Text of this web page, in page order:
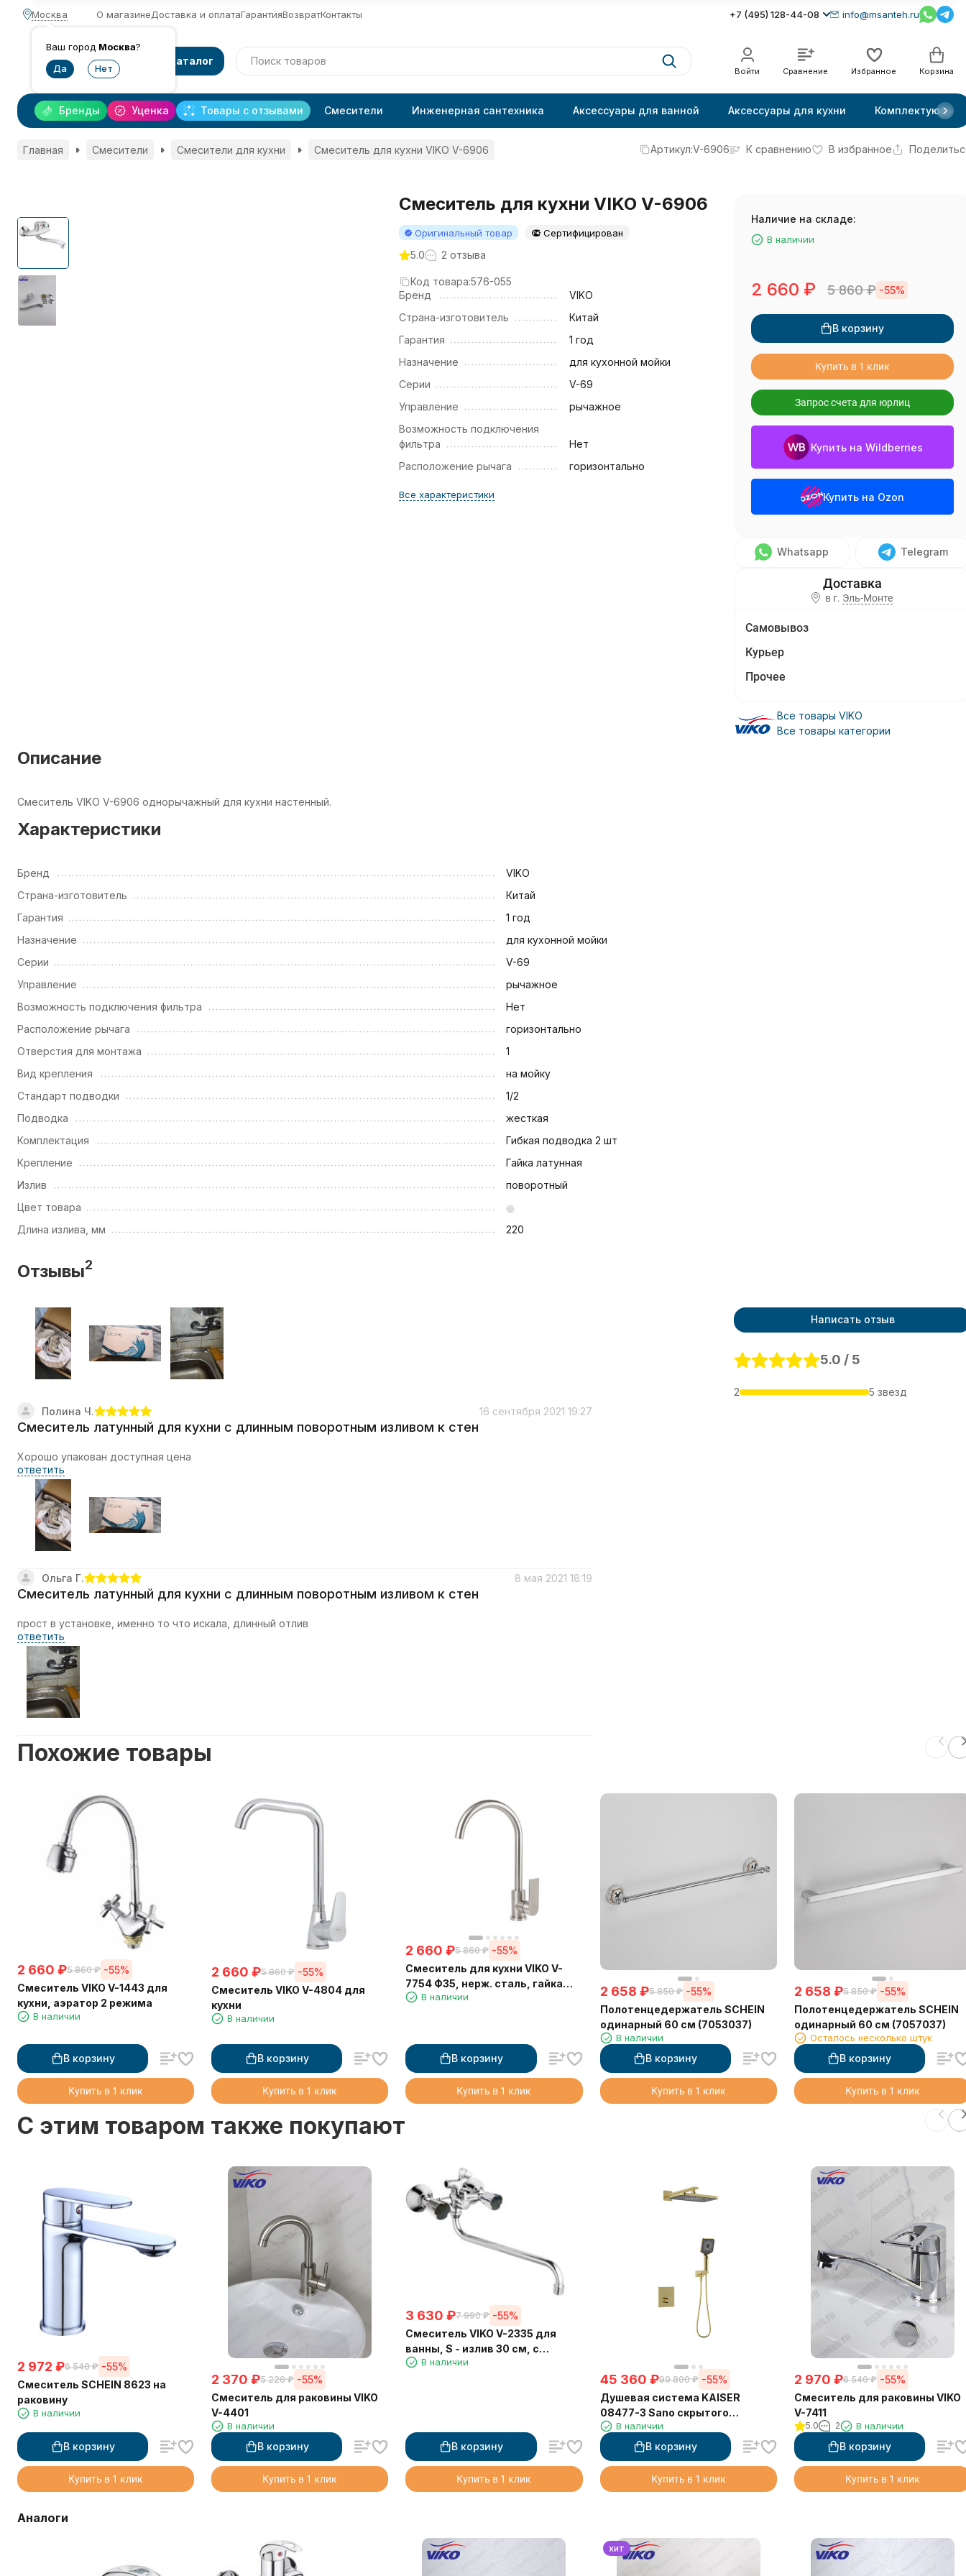
Москва
Ваш город Москва?
О магазинеДоставка и оплатаГарантияВозвратКонтакты +7 (495) 128-44-08 info@msanteh.ru
Каталог
Войти Сравнение Избранное Корзина
Уценка Товары с отзывами
Бренды Смесители Инженерная сантехника Аксессуары для ванной Аксессуары для кухни Комплектующие
Главная Смесители Смесители для кухни Смеситель для кухни VIKO V-6906 Артикул:V-6906 К сравнению В избранное
Смеситель для кухни VIKO V-6906
Оригинальный товар Сертифицирован
5.0 2 отзыва
Код товара:576-055
Бренд
VIKO
Страна-изготовитель
Китай
Гарантия
1 год
Назначение
для кухонной мойки
Серии
V-69
Управление
рычажное
Возможность подключения
фильтра
Нет
Расположение рычага
горизонтально
Все характеристики
Наличие на складе:
В наличии
2 660 ₽ 5 860₽ -55%
В корзину
Купить в 1 клик
Запрос счета для юрлиц
Купить на Wildberries
Купить на Ozon
Whatsapp Telegram
в г. Эль-Монте
Самовывоз
Курьер
Прочее
Все товары VIKO
Все товары категории
Описание
Смеситель VIKO V-6906 однорычажный для кухни настенный.
Характеристики
Бренд
VIKO
Страна-изготовитель
Китай
Гарантия
1 год
Назначение
для кухонной мойки
Серии
V-69
Управление
рычажное
Возможность подключения фильтра
Нет
Расположение рычага
горизонтально
Отверстия для монтажа
1
Вид крепления
на мойку
Стандарт подводки
1/2
Подводка
жесткая
Комплектация
Гибкая подводка 2 шт
Крепление
Гайка латунная
Излив
поворотный
Цвет товара
Длина излива, мм
220
Отзывы2
Полина Ч. 16 сентября 2021 19:27
Смеситель латунный для кухни с длинным поворотным изливом к стен
Хорошо упакован доступная цена
ответить
Ольга Г. 8 мая 2021 18:19
Смеситель латунный для кухни с длинным поворотным изливом к стен
прост в установке, именно то что искала, длинный отлив
ответить
Написать отзыв
5.0 / 5
2 5 звезд
Похожие товары
2 660 ₽5 860 ₽ -55%
Смеситель VIKO V-1443 для
кухни, аэратор 2 режима
В наличии
В корзину
Купить в 1 клик
2 660 ₽5 860 ₽ -55%
Смеситель VIKO V-4804 для
кухни
В наличии
В корзину
Купить в 1 клик
2 660 ₽5 860 ₽ -55%
Смеситель для кухни VIKO V-
7754 Ф35, нерж. сталь, гайка
нерж., Silver
В наличии
В корзину
Купить в 1 клик
2 658 ₽5 850 ₽ -55%
Полотенцедержатель SCHEIN
одинарный 60 см (7053037)
В наличии
В корзину
Купить в 1 клик
2 658 ₽5 850 ₽ -55%
Полотенцедержатель SCHEIN
одинарный 60 см (7057037)
Осталось несколько штук
В корзину
Купить в 1 клик
C этим товаром также покупают
2 972 ₽6 540 ₽ -55%
Смеситель SCHEIN 8623 на
раковину
В наличии
В корзину
Купить в 1 клик
2 370 ₽5 220 ₽ -55%
Смеситель для раковины VIKO
V-4401
В наличии
В корзину
Купить в 1 клик
3 630 ₽7 990 ₽ -55%
Смеситель VIKO V-2335 для
ванны, S - излив 30 см, с
держателем душевой лейки
В наличии
В корзину
Купить в 1 клик
45 360 ₽99 800 ₽ -55%
Душевая система KAISER
08477-3 Sano скрытого
монтажа, с термостатом
В наличии
В корзину
Купить в 1 клик
2 970 ₽6 540 ₽ -55%
Смеситель для раковины VIKO
V-7411
5.0 2 В наличии
В корзину
Купить в 1 клик
Аналоги
хит